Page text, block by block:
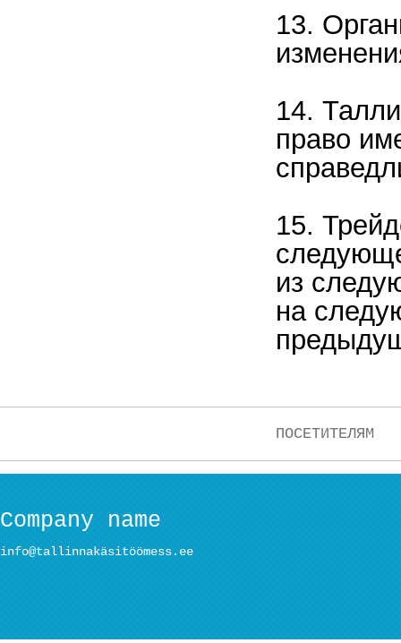
13.
14.
право
15.
из
на
ПОСЕТИТЕЛЯМ
Company name
info@tallinnakäsitöömess.ee